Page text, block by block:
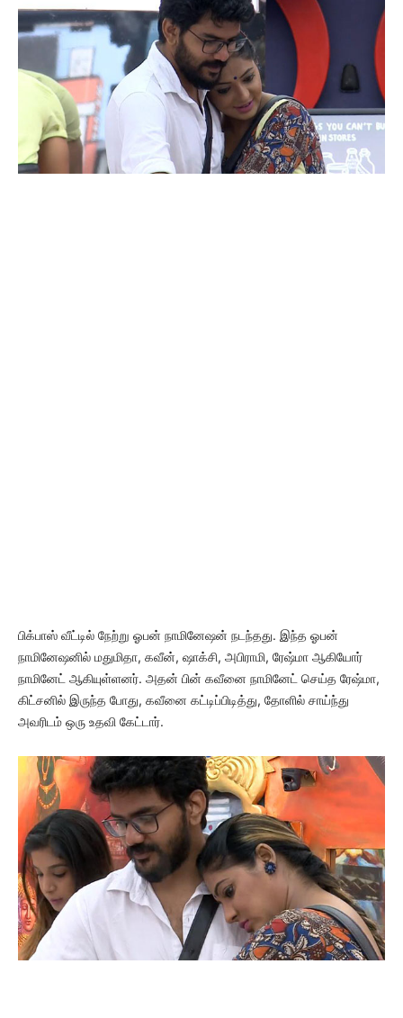
பிக்பாஸ் வீட்டில் நேற்று ஓபன் நாமினேஷன் நடந்தது. இந்த ஓபன்
நாமினேஷனில் மதுமிதா, கவீன், ஷாக்சி, அபிராமி, ரேஷ்மா ஆகியோர்
நாமினேட் ஆகியுள்ளனர். அதன் பின் கவீனை நாமினேட் செய்த ரேஷ்மா,
கிட்சனில் இருந்த போது, கவீனை கட்டிப்பிடித்து, தோளில் சாய்ந்து
அவரிடம் ஒரு உதவி கேட்டார்.